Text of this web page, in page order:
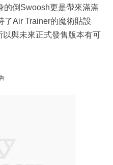
的倒Swoosh更是帶來滿滿
了Air Trainer的魔術貼設
與未來正式發售版本有可